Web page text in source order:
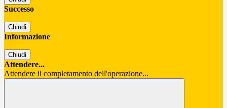
Successo
Chiudi
Informazione
Chiudi
Attendere...
Attendere il completamento dell'operazione...